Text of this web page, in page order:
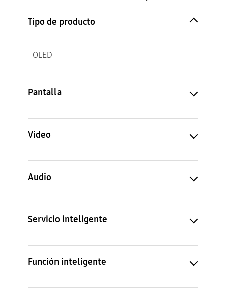
Tipo de producto
OLED
Pantalla
Video
Audio
Servicio inteligente
Función inteligente